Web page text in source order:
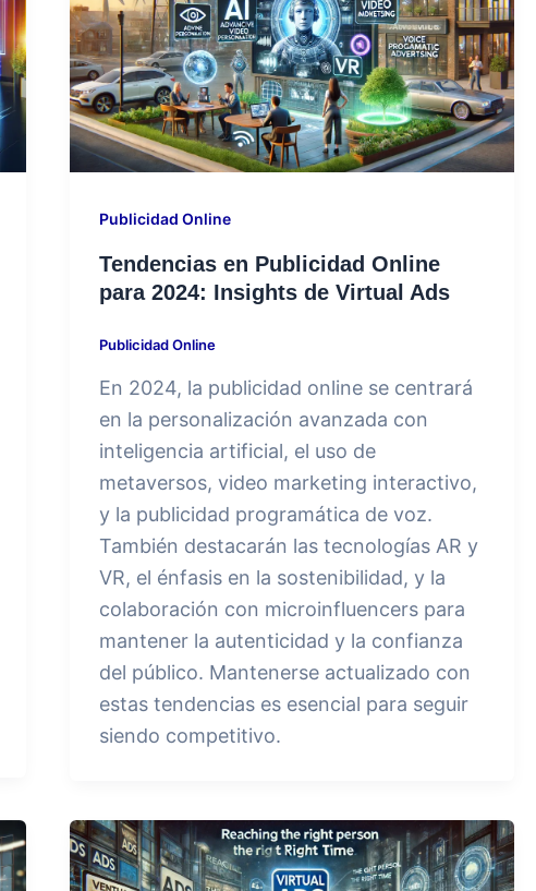
Publicidad Online
⁠Tendencias en Publicidad Online
para 2024: Insights de Virtual Ads
Publicidad Online
En 2024, la publicidad online se centrará
en la personalización avanzada con
inteligencia artificial, el uso de
metaversos, video marketing interactivo,
y la publicidad programática de voz.
También destacarán las tecnologías AR y
VR, el énfasis en la sostenibilidad, y la
colaboración con microinfluencers para
mantener la autenticidad y la confianza
del público. Mantenerse actualizado con
estas tendencias es esencial para seguir
siendo competitivo.